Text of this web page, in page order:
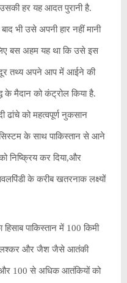
उसकी हर यह आदत पुरानी है.
भी उसे अपनी हार नहीं मानी
बस अहम यह था कि उसे इस
दूर तथ्य अपने आप में आईने की
के मैदान को कंट्रोल किया है.
ढांचे को महत्वपूर्ण नुकसान
के साथ पाकिस्तान से आने
निष्क्रिय कर दिया,और
के करीब खतरनाक लक्ष्यों
पाकिस्तान में 100 किमी
और जैश जैसे आतंकी
100 से अधिक आतंकियों को